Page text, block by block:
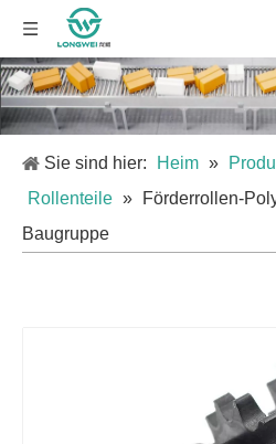
Sie sind hier: Heim »
Rollenteile »
Förderrollen-
Baugruppe